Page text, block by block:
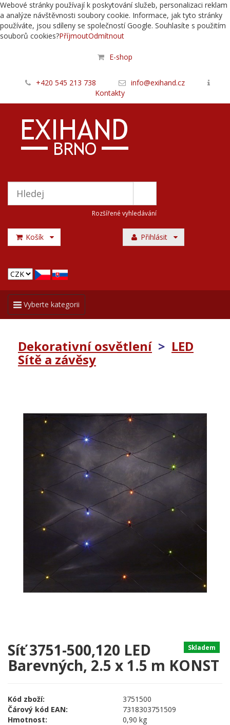
Webové stránky používají k poskytování služeb, personalizaci reklam
a analýze návštěvnosti soubory cookie. Informace, jak tyto stránky
používáte, jsou sdíleny se společností Google. Souhlasíte s použitím
souborů cookies?PříjmoutOdmítnout
E-shop
+420 545 213 738
info@exihand.cz
Kontakty
Rozšířené vyhledávání
Košík Přihlásit
Toggle
navigation
Vyberte kategorii
Dekorativní osvětlení> LED
Sítě a závěsy
Skladem
Síť 3751-500,120 LED
Barevných, 2.5 x 1.5 m KONST
Kód zboží:
3751500
Čárový kód EAN:
7318303751509
Hmotnost:
0,90 kg